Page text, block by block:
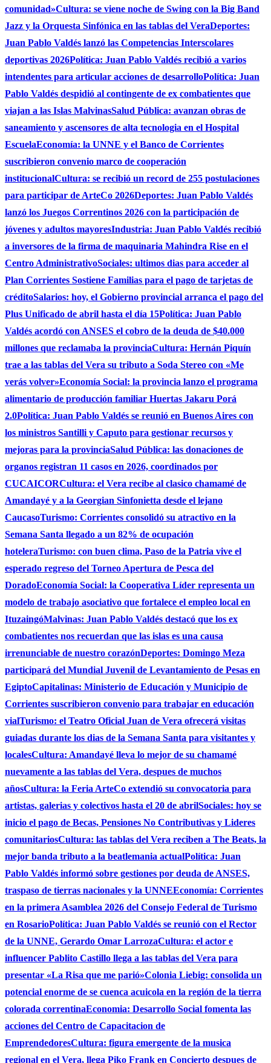
comunidad»Cultura: se viene noche de Swing con la Big Band
Jazz y la Orquesta Sinfónica en las tablas del VeraDeportes:
Juan Pablo Valdés lanzó las Competencias Interscolares
deportivas 2026Política: Juan Pablo Valdés recibió a varios
intendentes para articular acciones de desarrolloPolítica: Juan
Pablo Valdés despidió al contingente de ex combatientes que
viajan a las Islas MalvinasSalud Pública: avanzan obras de
saneamiento y ascensores de alta tecnologia en el Hospital
EscuelaEconomía: la UNNE y el Banco de Corrientes
suscribieron convenio marco de cooperación
institucionalCultura: se recibió un record de 255 postulaciones
para participar de ArteCo 2026Deportes: Juan Pablo Valdés
lanzó los Juegos Correntinos 2026 con la participación de
jóvenes y adultos mayoresIndustria: Juan Pablo Valdés recibió
a inversores de la firma de maquinaria Mahindra Rise en el
Centro AdministrativoSociales: ultimos dias para acceder al
Plan Corrientes Sostiene Familias para el pago de tarjetas de
créditoSalarios: hoy, el Gobierno provincial arranca el pago del
Plus Unificado de abril hasta el día 15Política: Juan Pablo
Valdés acordó con ANSES el cobro de la deuda de $40.000
millones que reclamaba la provinciaCultura: Hernán Piquín
trae a las tablas del Vera su tributo a Soda Stereo con «Me
verás volver»Economía Social: la provincia lanzo el programa
alimentario de producción familiar Huertas Jakaru Porá
2.0Política: Juan Pablo Valdés se reunió en Buenos Aires con
los ministros Santilli y Caputo para gestionar recursos y
mejoras para la provinciaSalud Pública: las donaciones de
organos registran 11 casos en 2026, coordinados por
CUCAICORCultura: el Vera recibe al clasico chamamé de
Amandayé y a la Georgian Sinfonietta desde el lejano
CaucasoTurismo: Corrientes consolidó su atractivo en la
Semana Santa llegado a un 82% de ocupación
hoteleraTurismo: con buen clima, Paso de la Patria vive el
esperado regreso del Torneo Apertura de Pesca del
DoradoEconomía Social: la Cooperativa Líder representa un
modelo de trabajo asociativo que fortalece el empleo local en
ItuzaingóMalvinas: Juan Pablo Valdés destacó que los ex
combatientes nos recuerdan que las islas es una causa
irrenunciable de nuestro corazónDeportes: Domingo Meza
participará del Mundial Juvenil de Levantamiento de Pesas en
EgiptoCapitalinas: Ministerio de Educación y Municipio de
Corrientes suscribieron convenio para trabajar en educación
vialTurismo: el Teatro Oficial Juan de Vera ofrecerá visitas
guiadas durante los dias de la Semana Santa para visitantes y
localesCultura: Amandayé lleva lo mejor de su chamamé
nuevamente a las tablas del Vera, despues de muchos
añosCultura: la Feria ArteCo extendió su convocatoria para
artistas, galerias y colectivos hasta el 20 de abrilSociales: hoy se
inicio el pago de Becas, Pensiones No Contributivas y Lideres
comunitariosCultura: las tablas del Vera reciben a The Beats, la
mejor banda tributo a la beatlemania actualPolítica: Juan
Pablo Valdés informó sobre gestiones por deuda de ANSES,
traspaso de tierras nacionales y la UNNEEconomía: Corrientes
en la primera Asamblea 2026 del Consejo Federal de Turismo
en RosarioPolítica: Juan Pablo Valdés se reunió con el Rector
de la UNNE, Gerardo Omar LarrozaCultura: el actor e
influencer Pablito Castillo llega a las tablas del Vera para
presentar «La Risa que me parió»Colonia Liebig: consolida un
potencial enorme de se cuenca acuicola en la región de la tierra
colorada correntinaEconomia: Desarrollo Social fomenta las
acciones del Centro de Capacitacion de
EmprendedoresCultura: figura emergente de la musica
regional en el Vera, llega Piko Frank en Concierto despues de